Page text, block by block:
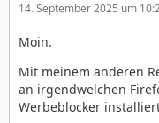
14. September 2025 um
Moin.
Mit meinem anderen
an irgendwelchen
Werbeblocker